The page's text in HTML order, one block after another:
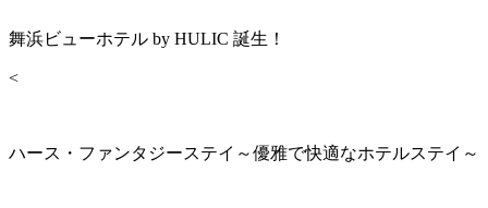
舞浜ビューホテル by HULIC 誕生！
<
ハース・ファンタジーステイ～優雅で快適なホテルステイ～